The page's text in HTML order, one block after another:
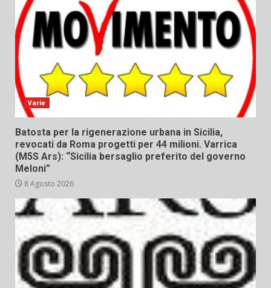
Varie
Batosta per la rigenerazione urbana in Sicilia,
revocati da Roma progetti per 44 milioni. Varrica
(M5S Ars): “Sicilia bersaglio preferito del governo
Meloni”
8 Agosto 2026